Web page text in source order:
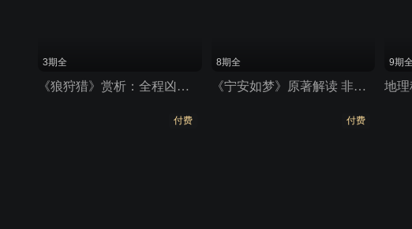
3期全
《狼狩猎》赏析：全程凶残飙血 劲爆刺激高燃 非影视
8期全
《宁安如梦》原著解读 非正片
9期全
付费 付费